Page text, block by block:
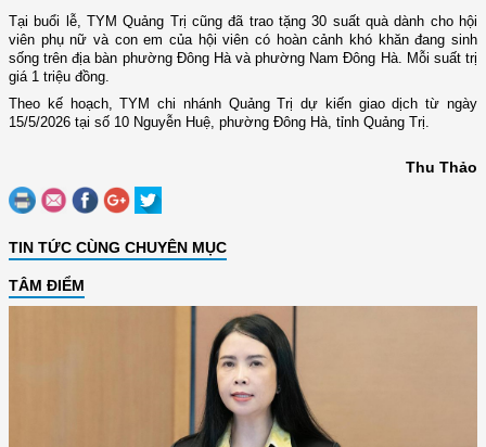
Tại buổi lễ, TYM Quảng Trị cũng đã trao tặng 30 suất quà dành cho hội
viên phụ nữ và con em của hội viên có hoàn cảnh khó khăn đang sinh
sống trên địa bàn phường Đông Hà và phường Nam Đông Hà. Mỗi suất trị
giá 1 triệu đồng.
Theo kế hoạch, TYMc hi nhánh Quảng Trị dự kiến giao dịch từ ngày
15/5/2026 tại số 10 Nguyễn Huệ, phường Đông Hà, tỉnh Quảng Trị.
Thu Thảo
TIN TỨC CÙNG CHUYÊN MỤC
TÂM ĐIỂM